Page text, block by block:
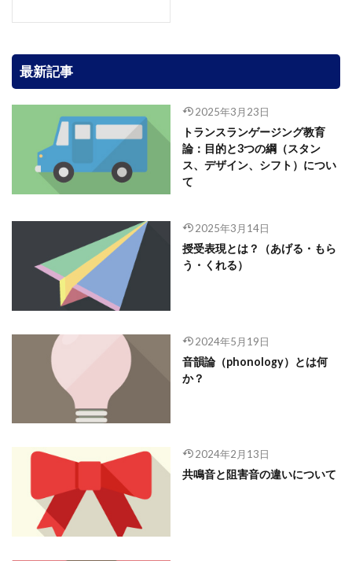
最新記事
2025年3月23日
トランスランゲージング教育
論：目的と3つの綱（スタン
ス、デザイン、シフト）につい
て
2025年3月14日
授受表現とは？（あげる・もら
う・くれる）
2024年5月19日
音韻論（phonology）とは何
か？
2024年2月13日
共鳴音と阻害音の違いについて